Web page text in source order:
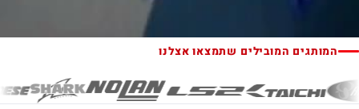
המותגים המובילים שתמצאו אצלנו